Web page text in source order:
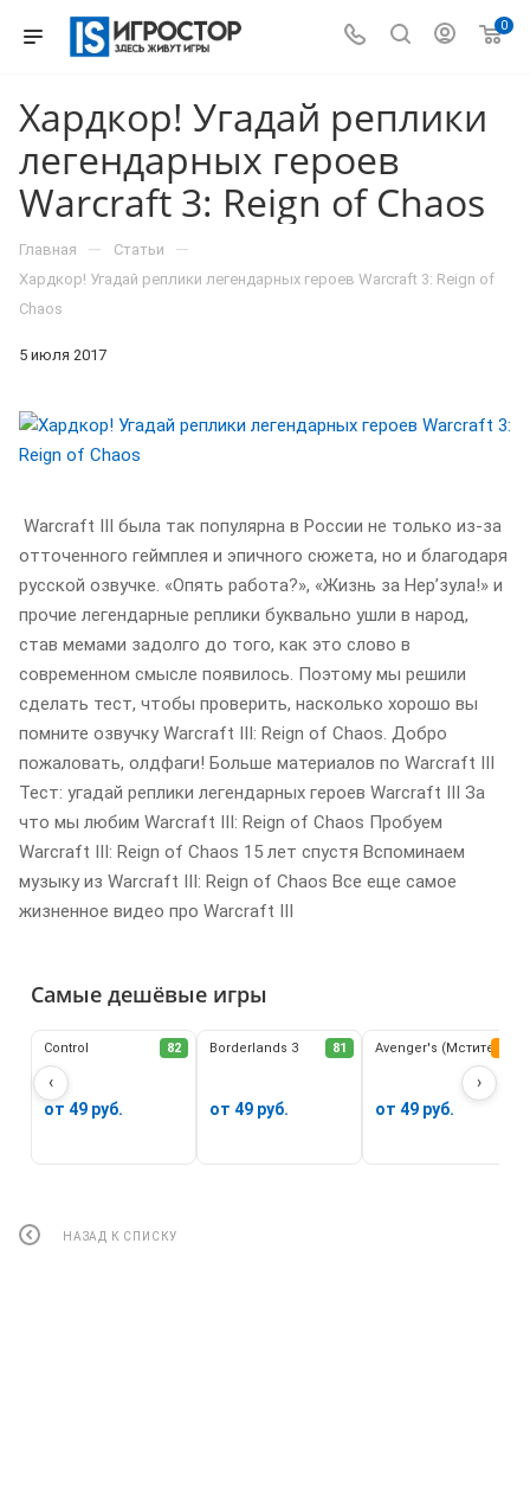
0
Хардкор! Угадай реплики
легендарных героев
Warcraft 3: Reign of Chaos
Главная — Статьи —
Хардкор! Угадай реплики легендарных героев Warcraft 3: Reign of
Chaos
5 июля 2017
Warcraft III была так популярна в России не только из-за
отточенного геймплея и эпичного сюжета, но и благодаря
русской озвучке. «Опять работа?», «Жизнь за Нер’зула!» и
прочие легендарные реплики буквально ушли в народ,
став мемами задолго до того, как это слово в
современном смысле появилось. Поэтому мы решили
сделать тест, чтобы проверить, насколько хорошо вы
помните озвучку Warcraft III: Reign of Chaos. Добро
пожаловать, олдфаги! Больше материалов по Warcraft III
Тест: угадай реплики легендарных героев Warcraft III За
что мы любим Warcraft III: Reign of Chaos Пробуем
Warcraft III: Reign of Chaos 15 лет спустя Вспоминаем
музыку из Warcraft III: Reign of Chaos Все еще самое
жизненное видео про Warcraft III
Самые дешёвые игры
‹ ›
82
Control
от 49 руб.
81
Borderlands 3
от 49 руб.
Avenger's (Мстители)
от 49 руб.
НАЗАД К СПИСКУ